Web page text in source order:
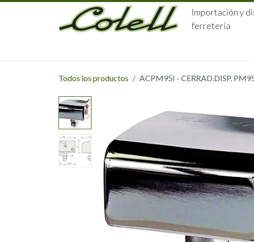
Ir al contenido
Importación y
ferretería
Todos los productos ACPM95I - CERRAD.DISP.